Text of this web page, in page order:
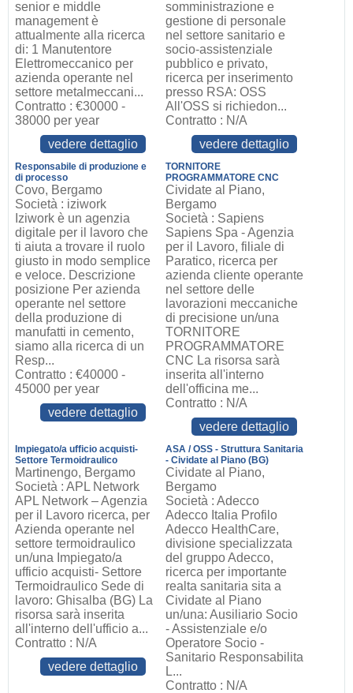
senior e middle
management è
attualmente alla ricerca
di: 1 Manutentore
Elettromeccanico per
azienda operante nel
settore metalmeccani...
Contratto : €30000 -
38000 per year
vedere dettaglio
somministrazione e
gestione di personale
nel settore sanitario e
socio-assistenziale
pubblico e privato,
ricerca per inserimento
presso RSA: OSS
All'OSS si richiedon...
Contratto : N/A
vedere dettaglio
Responsabile di produzione e
di processo
Covo, Bergamo
Società : iziwork
Iziwork è un agenzia
digitale per il lavoro che
ti aiuta a trovare il ruolo
giusto in modo semplice
e veloce. Descrizione
posizione Per azienda
operante nel settore
della produzione di
manufatti in cemento,
siamo alla ricerca di un
Resp...
Contratto : €40000 -
45000 per year
vedere dettaglio
TORNITORE
PROGRAMMATORE CNC
Cividate al Piano,
Bergamo
Società : Sapiens
Sapiens Spa - Agenzia
per il Lavoro, filiale di
Paratico, ricerca per
azienda cliente operante
nel settore delle
lavorazioni meccaniche
di precisione un/una
TORNITORE
PROGRAMMATORE
CNC La risorsa sarà
inserita all'interno
dell'officina me...
Contratto : N/A
vedere dettaglio
Impiegato/a ufficio acquisti-
Settore Termoidraulico
Martinengo, Bergamo
Società : APL Network
APL Network – Agenzia
per il Lavoro ricerca, per
Azienda operante nel
settore termoidraulico
un/una Impiegato/a
ufficio acquisti- Settore
Termoidraulico Sede di
lavoro: Ghisalba (BG) La
risorsa sarà inserita
all'interno dell'ufficio a...
Contratto : N/A
vedere dettaglio
ASA / OSS - Struttura Sanitaria
- Cividate al Piano (BG)
Cividate al Piano,
Bergamo
Società : Adecco
Adecco Italia Profilo
Adecco HealthCare,
divisione specializzata
del gruppo Adecco,
ricerca per importante
realta sanitaria sita a
Cividate al Piano
un/una: Ausiliario Socio
- Assistenziale e/o
Operatore Socio -
Sanitario Responsabilita
L...
Contratto : N/A